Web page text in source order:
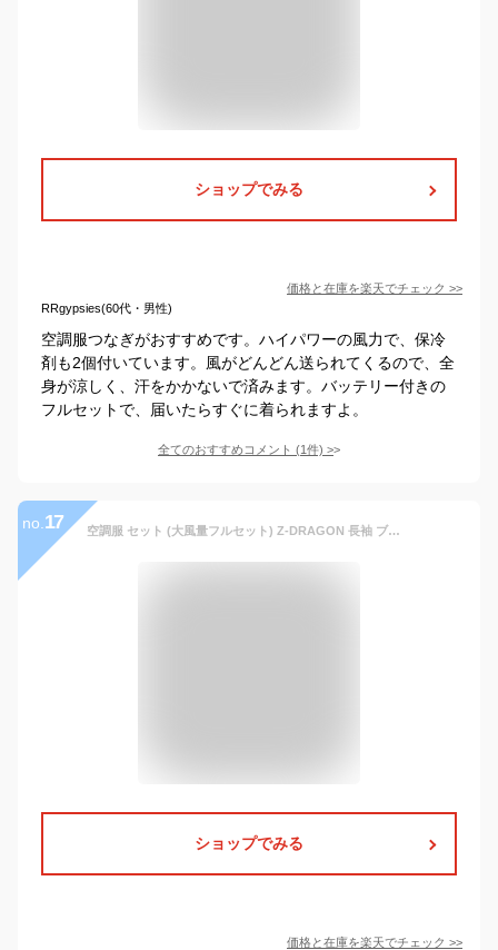
ショップでみる
価格と在庫を楽天でチェック >>
RRgypsies(60代・男性)
空調服つなぎがおすすめです。ハイパワーの風力で、保冷
剤も2個付いています。風がどんどん送られてくるので、全
身が涼しく、汗をかかないで済みます。バッテリー付きの
フルセットで、届いたらすぐに着られますよ。
全てのおすすめコメント (1件) >
no. 17 空調服 セット (大風量フルセット) Z-DRAGON 長袖 ブルゾン 74110 フルハーネス対応 メンズ 春夏 作業服 作業着 涼しい おすすめ 熱中症対策 S M L LL 3L 4L 5L
ショップでみる
価格と在庫を楽天でチェック >>